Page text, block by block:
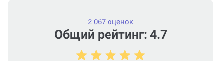
Как работает гарантия?
Общий рейтинг: 4.7
2 067 оценок